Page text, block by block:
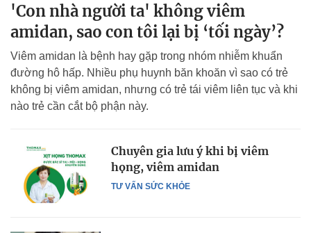
'Con nhà người ta' không viêm
amidan, sao con tôi lại bị ‘tối ngày’?
Viêm amidan là bệnh hay gặp trong nhóm nhiễm khuẩn
đường hô hấp. Nhiều phụ huynh băn khoăn vì sao có trẻ
không bị viêm amidan, nhưng có trẻ tái viêm liên tục và khi
nào trẻ cần cắt bộ phận này.
TƯ VẤN SỨC KHỎE
Chuyên gia lưu ý khi bị viêm
họng, viêm amidan